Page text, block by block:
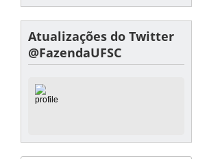
Atualizações do Twitter
@FazendaUFSC